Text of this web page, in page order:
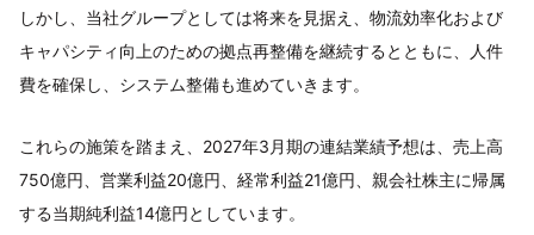
しかし、当社グループとしては将来を見据え、物流効率化および
キャパシティ向上のための拠点再整備を継続するとともに、人件
費を確保し、システム整備も進めていきます。
これらの施策を踏まえ、2027年3月期の連結業績予想は、売上高
750億円、営業利益20億円、経常利益21億円、親会社株主に帰属
する当期純利益14億円としています。